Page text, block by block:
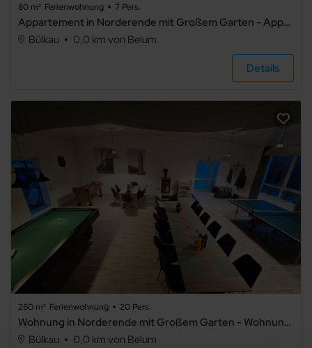
80 m² Ferienwohnung 7 Pers.
Appartement in Norderende mit Großem Garten - Appartement in Norderende mit Großem Garten .1
Bülkau
0,0 km von Belum
Details
260 m² Ferienwohnung 20 Pers.
Wohnung in Norderende mit Großem Garten - Wohnung in Norderende mit Großem Garten .1
Bülkau
0,0 km von Belum